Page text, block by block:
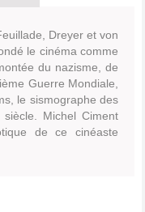
Dreyer et von
le cinéma comme
du nazisme, de
Guerre Mondiale,
le sismographe des
Michel Ciment
de ce cinéaste